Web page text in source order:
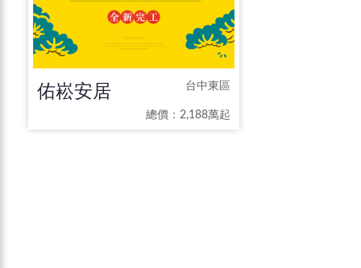
佑崧安居 台中東區
總價：2,188萬起